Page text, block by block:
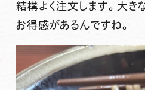
結構よく注文します。大き
お得感があるんですね。